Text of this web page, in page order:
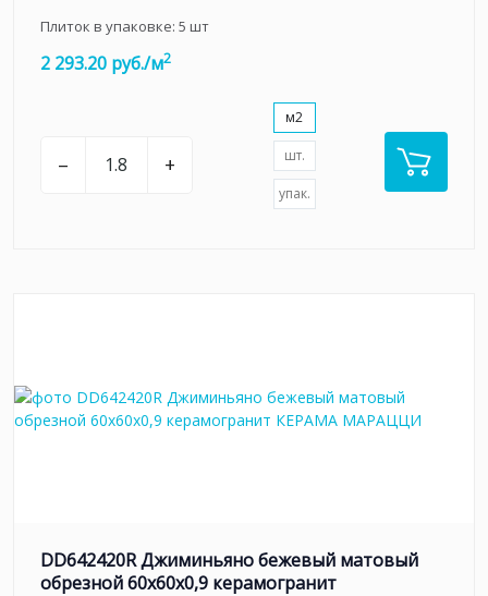
Плиток в упаковке: 5 шт
2 293.20 руб./м2
– +
м2
шт.
упак.
DD642420R Джиминьяно бежевый матовый
обрезной 60х60x0,9 керамогранит